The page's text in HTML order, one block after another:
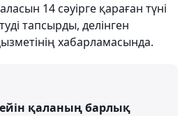
14 сәуірге қараған түні
тапсырды, делінген
хабарламасында.
қаланың барлық